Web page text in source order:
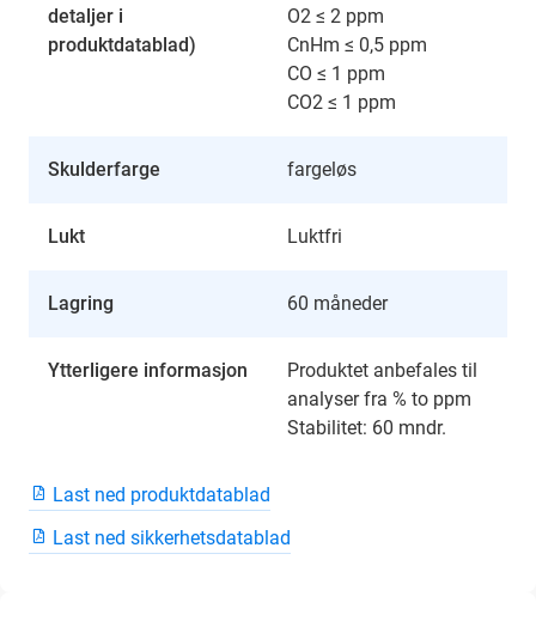
detaljer i
produktdatablad)
O2 ≤ 2 ppm
CnHm ≤ 0,5 ppm
CO ≤ 1 ppm
CO2 ≤ 1 ppm
Skulderfarge fargeløs
Lukt Luktfri
Lagring 60 måneder
Ytterligere informasjon
Produktet anbefales til
analyser fra % to ppm
Stabilitet: 60 mndr.
Last ned produktdatablad
Last ned sikkerhetsdatablad